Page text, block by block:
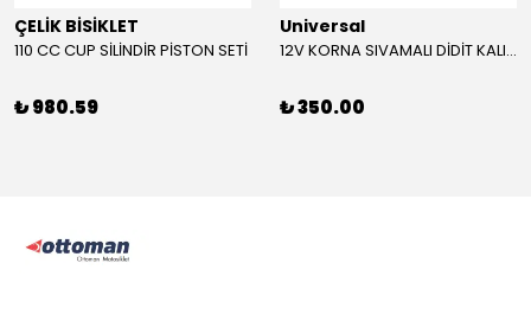
ÇELİK BİSİKLET
110 CC CUP SİLİNDİR PİSTON SETİ
₺ 980.59
Universal
12V KORNA SIVAMALI DİDİT KALIN SESLİ (KIRMIZI)
₺ 350.00